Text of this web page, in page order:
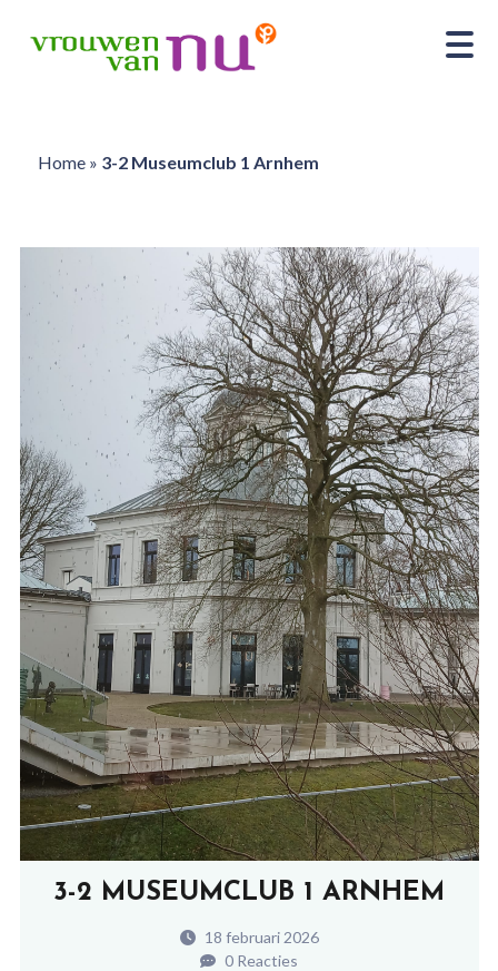
Home» 3-2 Museumclub 1 Arnhem
3-2 MUSEUMCLUB 1 ARNHEM
18 februari 2026
0 Reacties